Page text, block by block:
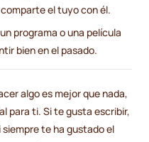
el tuyo con él.
programa o una película
bien en el pasado.
algo es mejor que nada,
para ti. Si te gusta escribir,
siempre te ha gustado el